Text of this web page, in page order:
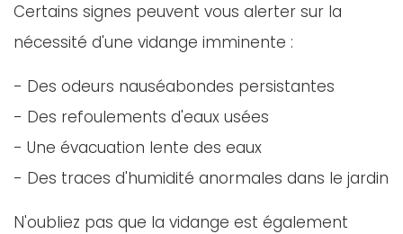
Certains signes peuvent vous alerter sur la
nécessité d'une vidange imminente :
- Des odeurs nauséabondes persistantes
- Des refoulements d'eaux usées
- Une évacuation lente des eaux
- Des traces d'humidité anormales dans le jardin
N'oubliez pas que la vidange est également